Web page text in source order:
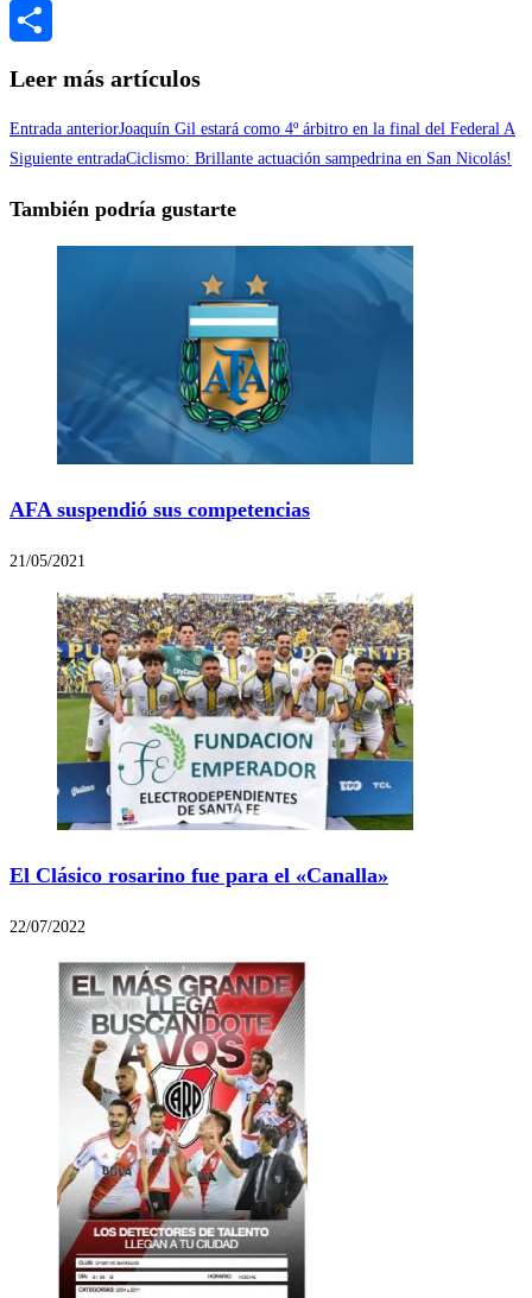
Messenger
Leer más artículos
Entrada anteriorJoaquín Gil estará como 4º árbitro en la final del Federal A
Siguiente entradaCiclismo: Brillante actuación sampedrina en San Nicolás!
También podría gustarte
AFA suspendió sus competencias
21/05/2021
El Clásico rosarino fue para el «Canalla»
22/07/2022